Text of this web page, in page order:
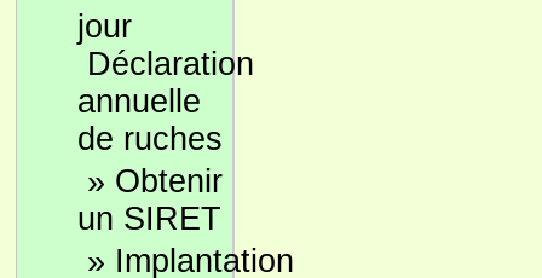
Déclaration
annuelle
de ruches
» Obtenir
un SIRET
» Implantation